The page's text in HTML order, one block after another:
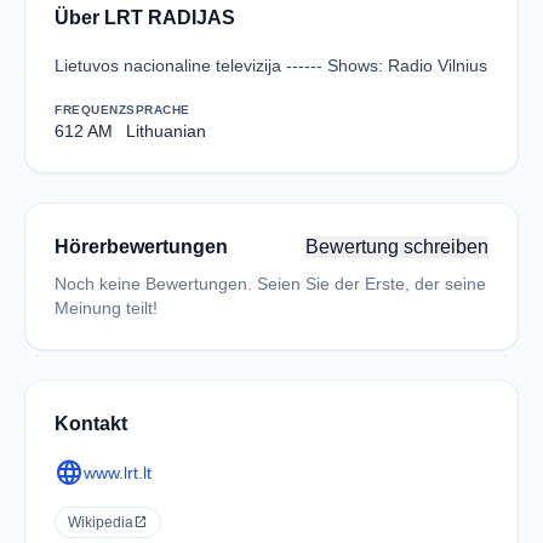
Über LRT RADIJAS
Lietuvos nacionaline televizija ------ Shows: Radio Vilnius
FREQUENZ
612 AM
SPRACHE
Lithuanian
Hörerbewertungen Bewertung schreiben
Noch keine Bewertungen. Seien Sie der Erste, der seine
Meinung teilt!
Kontakt
languagewww.lrt.lt
Wikipedia open_in_new